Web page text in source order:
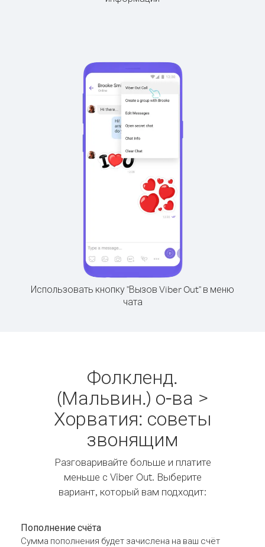
Использовать кнопку "Вызов Viber Out" в меню
чата
Фолкленд.
(Мальвин.) о-ва >
Хорватия: советы
звонящим
Разговаривайте больше и платите
меньше с Viber Out. Выберите
вариант, который вам подходит:
Пополнение счёта
Сумма пополнения будет зачислена на ваш счёт